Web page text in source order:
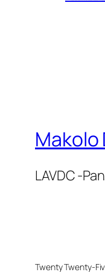
Makolo
LAVDC -
Twenty Twenty-